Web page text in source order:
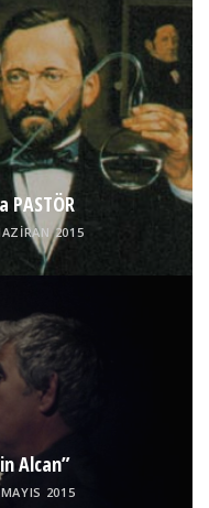
PASTÖR
2015
Alcan”
2015